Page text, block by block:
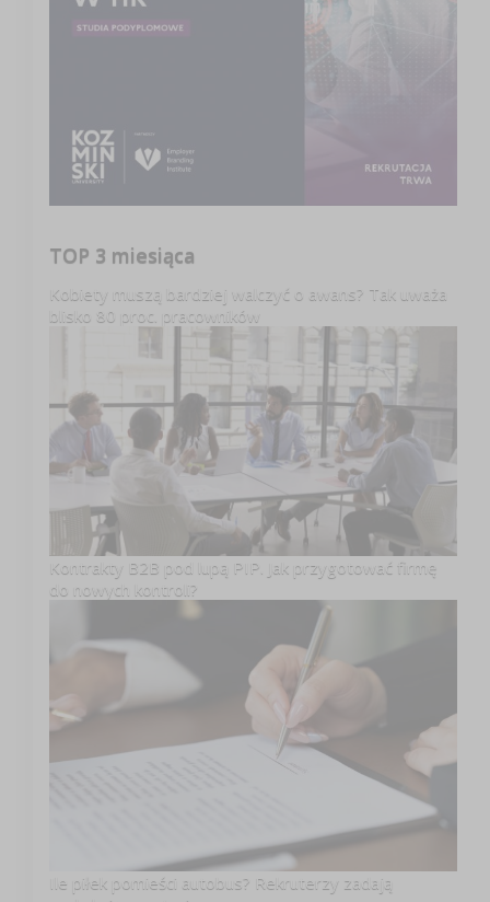
TOP 3 miesiąca
Kobiety muszą bardziej walczyć o awans? Tak uważa
blisko 80 proc. pracowników
Kontrakty B2B pod lupą PIP. Jak przygotować firmę
do nowych kontroli?
Ile piłek pomieści autobus? Rekruterzy zadają